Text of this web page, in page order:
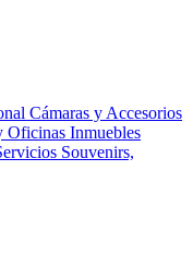
Cámaras y Accesorios
Oficinas Inmuebles
Souvenirs,